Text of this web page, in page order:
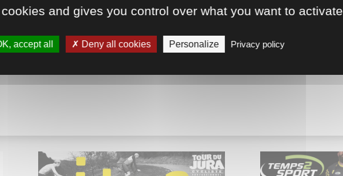
and gives you control over what you want to activate
accept all Deny all cookies Personalize Privacy policy